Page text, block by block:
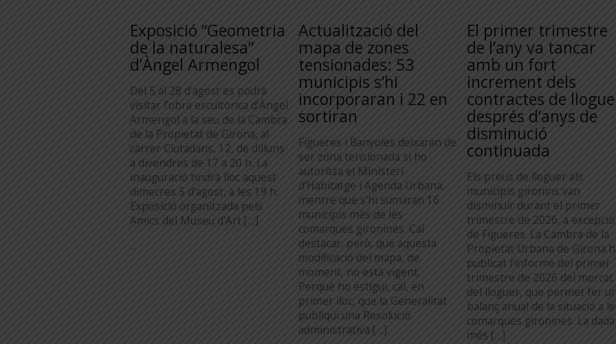
Exposició “Geometria
de la naturalesa”
d’Àngel Armengol
Del 5 al 28 d’agost es podrà
visitar l’obra escultòrica d’Àngel
Armengol a la seu de la Cambra
de la Propietat de Girona, al
carrer Ciutadans, 12, de dilluns
a divendres de 17 a 20 h. La
inauguració tindrà lloc aquest
dimecres 5 d’agost, a les 19 h.
Exposició organitzada pels
Amics del Museu d’Art […]
...
Actualització del
mapa de zones
tensionades: 53
municipis s’hi
incorporaran i 22 en
sortiran
Figueres i Banyoles deixaran de
ser zona tensionada si ho
autoritza el Ministeri
d’Habitatge i Agenda Urbana,
mentre que s’hi sumaran 16
municipis més de les
comarques gironines. Cal
destacar, però, que aquesta
modificació del mapa, de
moment, no està vigent.
Perquè ho estigui, cal, en
primer lloc, que la Generalitat
publiqui una Resolució
administrativa […]
El primer trimestre
de l’any va tancar
amb un fort
increment dels
contractes de
després d’anys de
disminució
continuada
Els preus de lloguer als
municipis gironins van
disminuir durant el primer
trimestre de 2026, a excepció
de Figueres. La Cambra de la
Propietat Urbana de Girona
publicat l’informe del primer
trimestre de 2026 del mercat
del lloguer, que permet fer
balanç anual de la situació a
comarques gironines. La dada
més […]